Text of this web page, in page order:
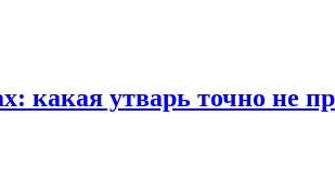
утварь точно не